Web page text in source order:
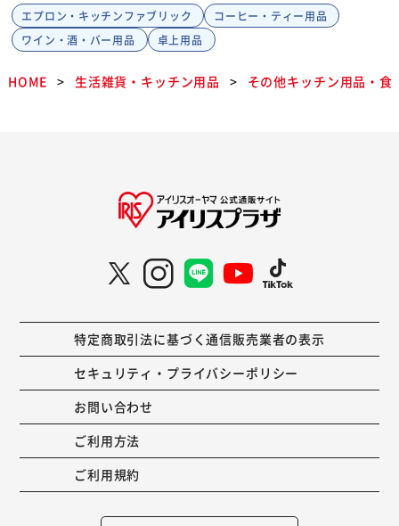
エプロン・キッチンファブリック
コーヒー・ティー用品
ワイン・酒・バー用品
卓上用品
HOME 生活雑貨・キッチン用品 その他キッチン用品・食
特定商取引法に基づく通信販売業者の表示
セキュリティ・プライバシーポリシー
お問い合わせ
ご利用方法
ご利用規約